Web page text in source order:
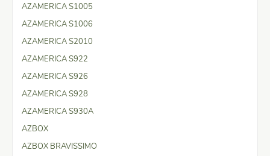
AZAMERICA S1005
AZAMERICA S1006
AZAMERICA S2010
AZAMERICA S922
AZAMERICA S926
AZAMERICA S928
AZAMERICA S930A
AZBOX
AZBOX BRAVISSIMO